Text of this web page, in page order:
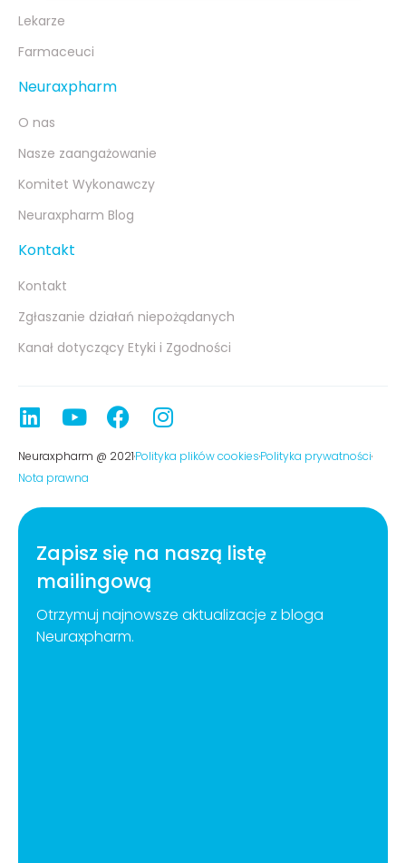
Lekarze
Farmaceuci
Neuraxpharm
O nas
Nasze zaangażowanie
Komitet Wykonawczy
Neuraxpharm Blog
Kontakt
Kontakt
Zgłaszanie działań niepożądanych
Kanał dotyczący Etyki i Zgodności
Neuraxpharm @ 2021Polityka plików cookiesPolityka prywatności
Nota prawna
Zapisz się na naszą listę
mailingową
Otrzymuj najnowsze aktualizacje z bloga
Neuraxpharm.